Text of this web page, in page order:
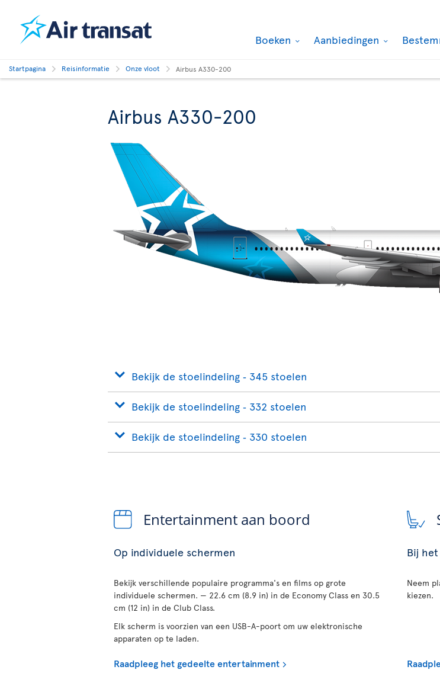
Boeken Aanbiedingen
Startpagina Reisinformatie Onze vloot Airbus A330-200
Airbus A330-200
Bekijk de stoelindeling ‐ 345 stoelen
Bekijk de stoelindeling ‐ 332 stoelen
Bekijk de stoelindeling ‐ 330 stoelen
Entertainment aan boord
Op individuele schermen
Bekijk verschillende populaire programma's en films op grote
individuele schermen. — 22.6 cm (8.9 in) in de Economy Class en 30.5
cm (12 in) in de Club Class.
Elk scherm is voorzien van een USB-A-poort om uw elektronische
apparaten op te laden.
Raadpleeg het gedeelte entertainment
Bij
Neem
kiezen.